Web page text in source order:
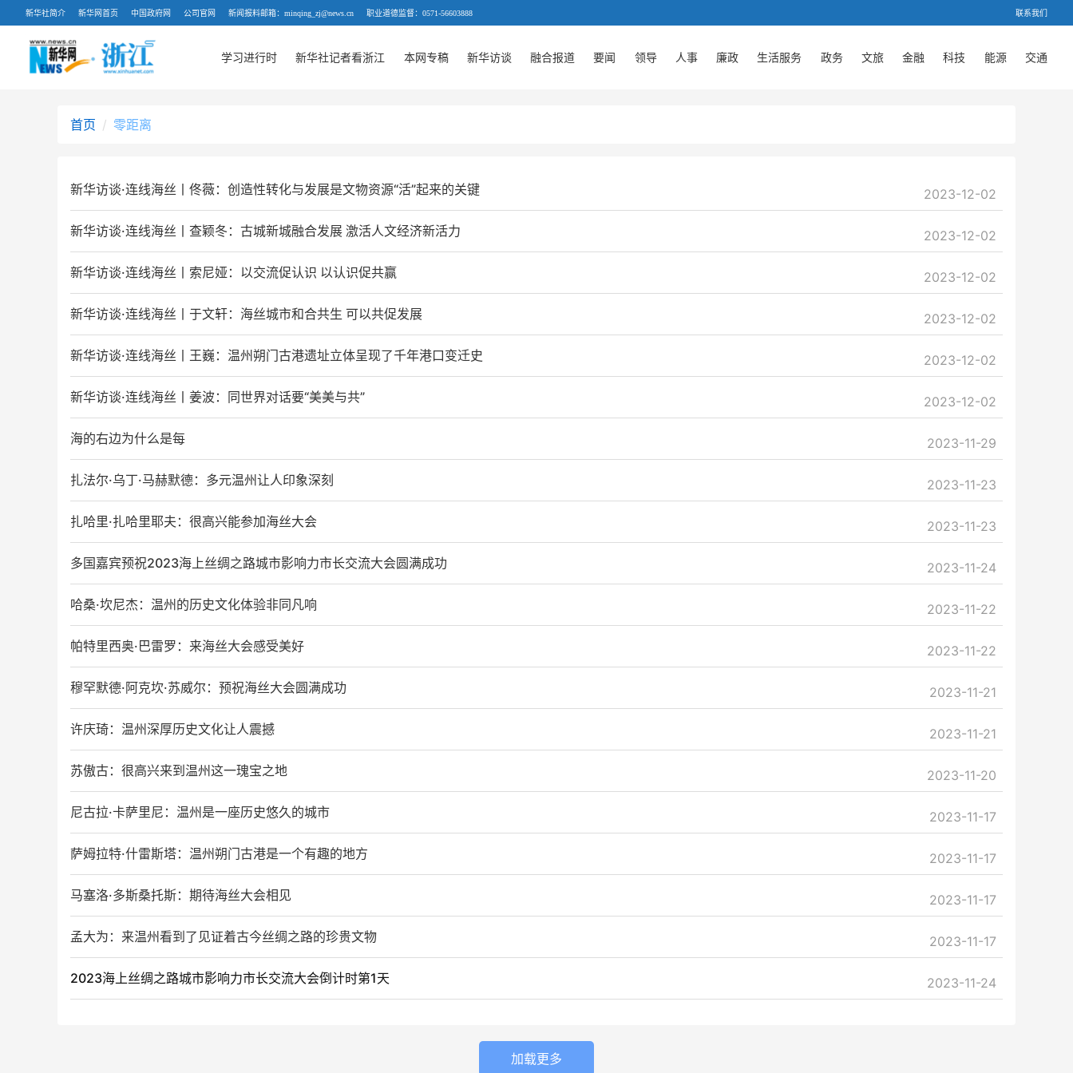
新华社简介 新华网首页 中国政府网 公司官网 新闻报料邮箱：minqing_zj@news.cn 职业道德监督：0571-56603888 联系我们
学习进行时 新华社记者看浙江 本网专稿 新华访谈 融合报道 要闻 领导 人事 廉政 生活服务 政务 文旅 金融 科技 能源 交通
首页 零距离
2023-12-02
新华访谈·连线海丝丨佟薇：创造性转化与发展是文物资源“活”起来的关键
2023-12-02
新华访谈·连线海丝丨查颖冬：古城新城融合发展 激活人文经济新活力
2023-12-02
新华访谈·连线海丝丨索尼娅：以交流促认识 以认识促共赢
2023-12-02
新华访谈·连线海丝丨于文轩：海丝城市和合共生 可以共促发展
2023-12-02
新华访谈·连线海丝丨王巍：温州朔门古港遗址立体呈现了千年港口变迁史
2023-12-02
新华访谈·连线海丝丨姜波：同世界对话要“美美与共”
2023-11-29
海的右边为什么是每
2023-11-23
扎法尔·乌丁·马赫默德：多元温州让人印象深刻
2023-11-23
扎哈里·扎哈里耶夫：很高兴能参加海丝大会
2023-11-24
多国嘉宾预祝2023海上丝绸之路城市影响力市长交流大会圆满成功
2023-11-22
哈桑·坎尼杰：温州的历史文化体验非同凡响
2023-11-22
帕特里西奥·巴雷罗：来海丝大会感受美好
2023-11-21
穆罕默德·阿克坎·苏威尔：预祝海丝大会圆满成功
2023-11-21
许庆琦：温州深厚历史文化让人震撼
2023-11-20
苏傲古：很高兴来到温州这一瑰宝之地
2023-11-17
尼古拉·卡萨里尼：温州是一座历史悠久的城市
2023-11-17
萨姆拉特·什雷斯塔：温州朔门古港是一个有趣的地方
2023-11-17
马塞洛·多斯桑托斯：期待海丝大会相见
2023-11-17
孟大为：来温州看到了见证着古今丝绸之路的珍贵文物
2023-11-24
2023海上丝绸之路城市影响力市长交流大会倒计时第1天
加载更多